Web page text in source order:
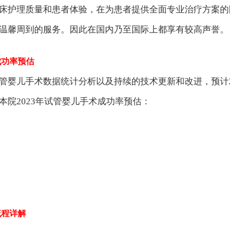
护理质量和患者体验，在为患者提供全面专业治疗方案
馨周到的服务。因此在国内乃至国际上都享有较高声誉。
率预估
婴儿手术数据统计分析以及持续的技术更新和改进，预
院2023年试管婴儿手术成功率预估：
详解